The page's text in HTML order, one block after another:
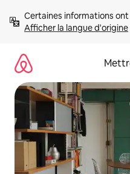
directement
Afficher la langue d'origine